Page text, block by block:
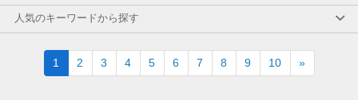
人気のキーワードから探す
1 2 3 4 5 6 7 8 9 10 »Next